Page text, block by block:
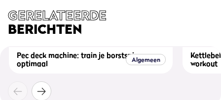
GERELATEERDE
BERICHTEN
Algemeen
Pec deck machine: train je borstspieren
optimaal
workout